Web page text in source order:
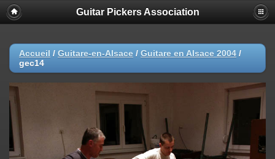
Guitar Pickers Association
Accueil / Guitare-en-Alsace / Guitare en Alsace 2004 /
gec14